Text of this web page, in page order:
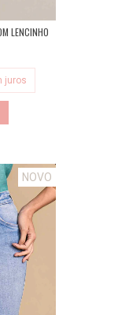
LENCINHO
juros
NOVO